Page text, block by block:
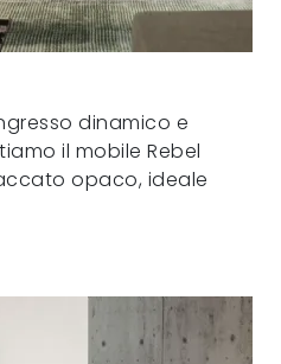
dinamico e
il mobile Rebel
opaco, ideale